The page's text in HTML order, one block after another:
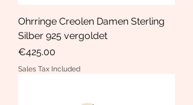
Ohrringe Creolen Damen Sterling
Silber 925 vergoldet
Price
€425.00
Sales Tax Included